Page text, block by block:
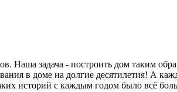
Наша задача - построить дом таким
в доме на долгие десятилетия! А
историй с каждым годом было всё